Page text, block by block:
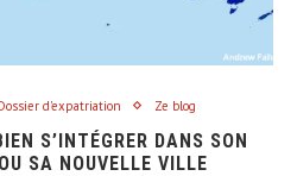
d'expatriation Ze blog
S’INTÉGRER DANS SON
SA NOUVELLE VILLE